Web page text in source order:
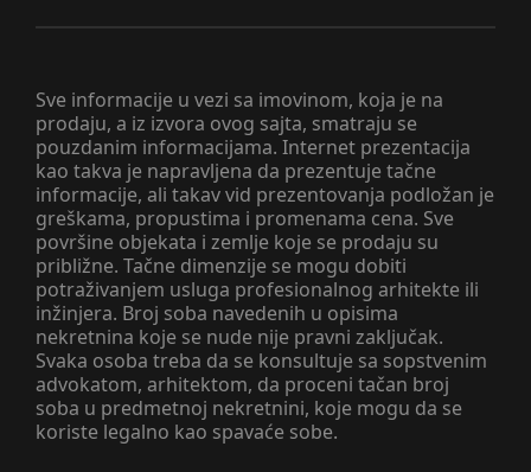
Sve informacije u vezi sa imovinom, koja je na
prodaju, a iz izvora ovog sajta, smatraju se
pouzdanim informacijama. Internet prezentacija
kao takva je napravljena da prezentuje tačne
informacije, ali takav vid prezentovanja podložan je
greškama, propustima i promenama cena. Sve
površine objekata i zemlje koje se prodaju su
približne. Tačne dimenzije se mogu dobiti
potraživanjem usluga profesionalnog arhitekte ili
inžinjera. Broj soba navedenih u opisima
nekretnina koje se nude nije pravni zaključak.
Svaka osoba treba da se konsultuje sa sopstvenim
advokatom, arhitektom, da proceni tačan broj
soba u predmetnoj nekretnini, koje mogu da se
koriste legalno kao spavaće sobe.